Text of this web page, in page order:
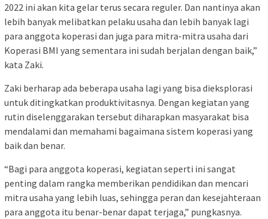
2022 ini akan kita gelar terus secara reguler. Dan nantinya akan
lebih banyak melibatkan pelaku usaha dan lebih banyak lagi
para anggota koperasi dan juga para mitra-mitra usaha dari
Koperasi BMI yang sementara ini sudah berjalan dengan baik,”
kata Zaki.
Zaki berharap ada beberapa usaha lagi yang bisa dieksplorasi
untuk ditingkatkan produktivitasnya. Dengan kegiatan yang
rutin diselenggarakan tersebut diharapkan masyarakat bisa
mendalami dan memahami bagaimana sistem koperasi yang
baik dan benar.
“Bagi para anggota koperasi, kegiatan seperti ini sangat
penting dalam rangka memberikan pendidikan dan mencari
mitra usaha yang lebih luas, sehingga peran dan kesejahteraan
para anggota itu benar-benar dapat terjaga,” pungkasnya.